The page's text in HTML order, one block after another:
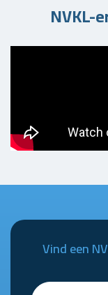
NVKL-
Vind een